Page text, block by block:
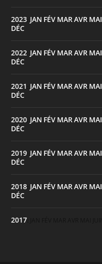
2023 JAN FÉV MARAVR MAI
DÉC
2022 JAN FÉV MARAVR MAI
DÉC
2021 JAN FÉV MARAVR MAI
DÉC
2020 JAN FÉV MARAVR MAI
DÉC
2019 JAN FÉV MARAVR MAI
DÉC
2018 JAN FÉV MARAVR MAI
DÉC
2017